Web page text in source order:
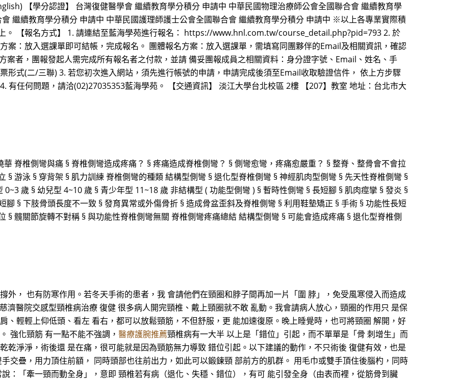
【學分認證】 台灣復健醫學會 繼續教育學分積分 申請中 中華民國物理治療師公會全國聯合會 繼續教育學
繼續教育學分積分 申請中 中華民國護理師護士公會全國聯合會 繼續教育學分積分 申請中 ※以上各專業實際積
。 【報名方式】 1. 請連結至藍海學苑進行報名： https://www.hnl.com.tw/course_detail.php?pid=793 2. 於
案：放入選課單即可結帳，完成報名。 團體報名方案：放入選課單，需填寫同團夥伴的Email及相關資訊，確認
案者，團報發起人需完成所有報名者之付款，並請 備妥團報成員之相關資料：身分證字號、Email、姓名、手
形式(二/三聯) 3. 若您初次進入網站，須先進行帳號的申請，申請完成後須至Email收取驗證信件， 依上方步驟
有任何問題，請洽(02)27035353藍海學苑。 【交通資訊】 淡江大學台北校區 2樓 【207】教室 地址：台北市大
脊椎側彎與痛 § 脊椎側彎造成疼痛？ § 疼痛造成脊椎側彎？ § 側彎愈彎，疼痛愈嚴重？ § 整脊、整骨會不會拉
§ 游泳 § 穿背架 § 肌力訓練 脊椎側彎的種類 結構型側彎 § 退化型脊椎側彎 § 神經肌肉型側彎 § 先天性脊椎側彎 §
0~3 歲 § 幼兒型 4~10 歲 § 青少年型 11~18 歲 非結構型 ( 功能型側彎 ) § 暫時性側彎 § 長短腳 § 肌肉痙攣 § 發炎 §
§ 下肢骨頭長度不一致 § 發育異常或外傷骨折 § 造成骨盆歪斜及脊椎側彎 § 利用鞋墊矯正 § 手術 § 功能性長短
§ 髖關節旋轉不對稱 § 與功能性脊椎側彎無關 脊椎側彎疼痛總結 結構型側彎 § 可能會造成疼痛 § 退化型脊椎側
外， 也有防寒作用。若冬天手術的患者，我 會請他們在頸圈和脖子間再加一片「圍 脖」，免受風寒侵入而造成
濟醫院交感型頸椎病治療 復健 很多病人開完頸椎、戴上頸圈就不敢 亂動。我會請病人放心，頸圈的作用只 是保
、輕輕上仰低頭、看左 看右，都可以放鬆頸筋，不但舒服，更 能加速復原。晚上睡覺時，也可將頸圈 解開，好
強化頸筋 有一點不能不強調， 醫療護腕推薦頸椎病有一大半 以上是「錯位」引起，而不單單是「骨 刺增生」而
乾淨淨，術後還 是在痛，很可能就是因為頸筋無力導致 錯位引起。以下建議的動作，不只術後 復健有效，也是
交疊，用力頂住前額， 同時頭部也往前出力，如此可以鍛鍊頸 部前方的肌群。 用毛巾或雙手頂住後腦杓，同時
：「牽一頸而動全身」，意即 頸椎若有病（退化、失穩、錯位），有可 能引發全身（由表而裡，從筋骨到臟